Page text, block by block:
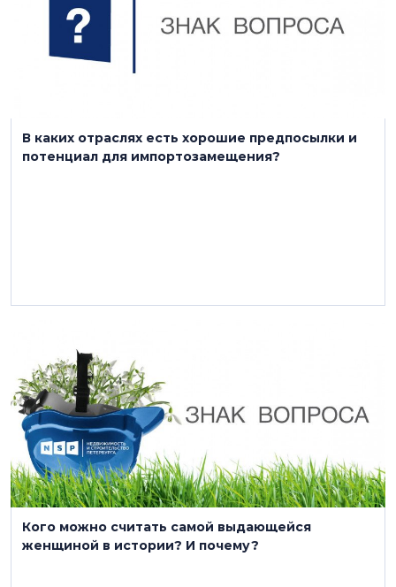
В каких отраслях есть хорошие предпосылки и
потенциал для импортозамещения?
Кого можно считать самой выдающейся
женщиной в истории? И почему?